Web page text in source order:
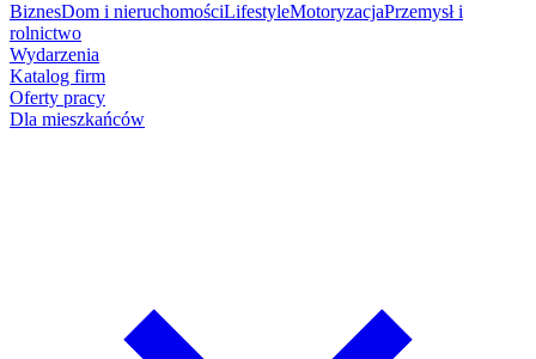
BiznesDom i nieruchomościLifestyleMotoryzacjaPrzemysł i
rolnictwo
Wydarzenia
Katalog firm
Oferty pracy
Dla mieszkańców